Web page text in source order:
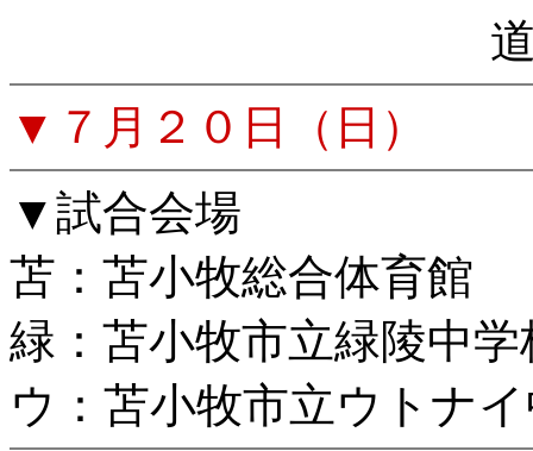
▼７月２０日（日）
▼試合会場
苫：苫小牧総合体育館
緑：苫小牧市立緑陵中学
ウ：苫小牧市立ウトナ